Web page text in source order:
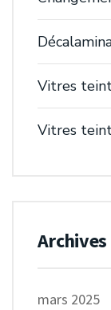
Vitres
Vitres
Archives
mars 2025